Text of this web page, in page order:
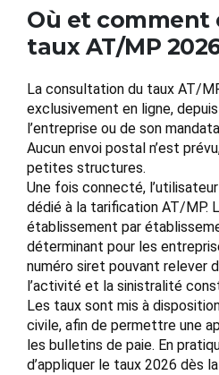
Où et comment
taux AT/MP
La consultation du taux AT/
exclusivement en ligne,
l’entreprise ou de son
Aucun envoi postal n’est
petites structures.
Une fois connecté,
dédié à la tarification AT/MP.
établissement par
déterminant pour les
numéro siret pouvant relever
l’activité et la sinistralité
Les taux sont mis à
civile, afin de permettre une
les bulletins de paie. En
d’appliquer le taux 2026 dès